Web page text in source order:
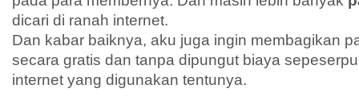
dicari di ranah internet.
Dan kabar baiknya, aku juga ingin membagikan
secara gratis dan tanpa dipungut biaya
internet yang digunakan tentunya.